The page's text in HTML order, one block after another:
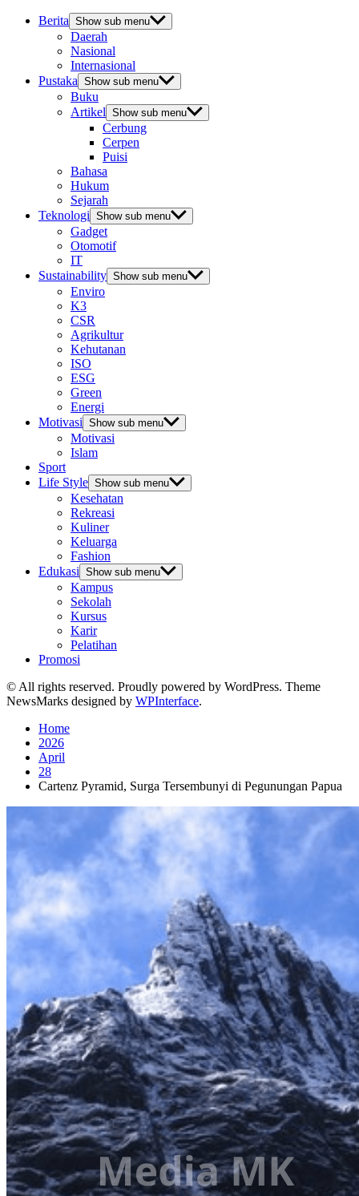
Berita Show sub menu
Daerah
Nasional
Internasional
Pustaka Show sub menu
Buku
Artikel Show sub menu
Cerbung
Cerpen
Puisi
Bahasa
Hukum
Sejarah
Teknologi Show sub menu
Gadget
Otomotif
IT
Sustainability Show sub menu
Enviro
K3
CSR
Agrikultur
Kehutanan
ISO
ESG
Green
Energi
Motivasi Show sub menu
Motivasi
Islam
Sport
Life Style Show sub menu
Kesehatan
Rekreasi
Kuliner
Keluarga
Fashion
Edukasi Show sub menu
Kampus
Sekolah
Kursus
Karir
Pelatihan
Promosi
© All rights reserved. Proudly powered by WordPress. Theme
NewsMarks designed by WPInterface.
Home
2026
April
28
Cartenz Pyramid, Surga Tersembunyi di Pegunungan Papua